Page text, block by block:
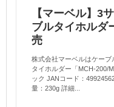
【マーベル】3
ブルタイホルダ
売
株式会社マーベルはケー
タイホルダー「MCH-200/
ック JANコード：
量：230g 詳細...